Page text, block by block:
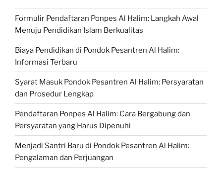
Formulir Pendaftaran Ponpes Al Halim: Langkah Awal
Menuju Pendidikan Islam Berkualitas
Biaya Pendidikan di Pondok Pesantren Al Halim:
Informasi Terbaru
Syarat Masuk Pondok Pesantren Al Halim: Persyaratan
dan Prosedur Lengkap
Pendaftaran Ponpes Al Halim: Cara Bergabung dan
Persyaratan yang Harus Dipenuhi
Menjadi Santri Baru di Pondok Pesantren Al Halim:
Pengalaman dan Perjuangan